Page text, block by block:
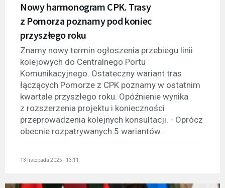
Nowy harmonogram CPK. Trasy
z Pomorza poznamy pod koniec
przyszłego roku
Znamy nowy termin ogłoszenia przebiegu linii
kolejowych do Centralnego Portu
Komunikacyjnego. Ostateczny wariant tras
łączących Pomorze z CPK poznamy w ostatnim
kwartale przyszłego roku. Opóźnienie wynika
z rozszerzenia projektu i konieczności
przeprowadzenia kolejnych konsultacji. - Oprócz
obecnie rozpatrywanych 5 wariantów...
13 listopada 2025 - 13:11